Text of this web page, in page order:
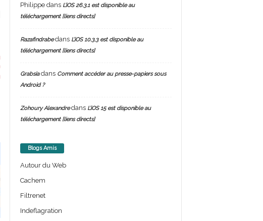
Philippedans L’iOS 26.3.1 est disponible au
téléchargement [liens directs]
Razafindrabedans L’iOS 10.3.3 est disponible au
téléchargement [liens directs]
Grabsiadans Comment accéder au presse-papiers sous
Android ?
Zohoury Alexandredans L’iOS 15 est disponible au
téléchargement [liens directs]
Blogs Amis
Autour du Web
Cachem
Filtrenet
Indeflagration